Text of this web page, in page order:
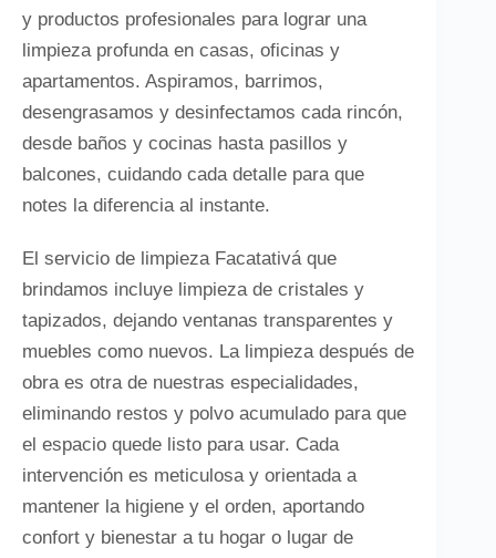
y productos profesionales para lograr una
limpieza profunda en casas, oficinas y
apartamentos. Aspiramos, barrimos,
desengrasamos y desinfectamos cada rincón,
desde baños y cocinas hasta pasillos y
balcones, cuidando cada detalle para que
notes la diferencia al instante.
El servicio de limpieza Facatativá que
brindamos incluye limpieza de cristales y
tapizados, dejando ventanas transparentes y
muebles como nuevos. La limpieza después de
obra es otra de nuestras especialidades,
eliminando restos y polvo acumulado para que
el espacio quede listo para usar. Cada
intervención es meticulosa y orientada a
mantener la higiene y el orden, aportando
confort y bienestar a tu hogar o lugar de